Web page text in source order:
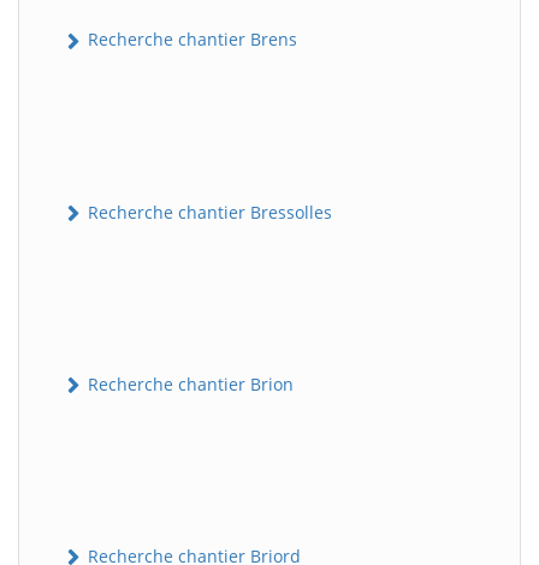
Recherche chantier Brens
Recherche chantier Bressolles
Recherche chantier Brion
Recherche chantier Briord